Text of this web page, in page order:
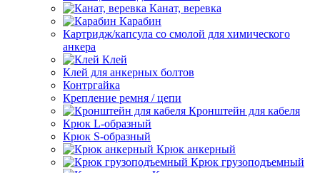
Канат, веревка
Карабин
Картридж/капсула со смолой для химического
анкера
Клей
Клей для анкерных болтов
Контргайка
Крепление ремня / цепи
Кронштейн для кабеля
Крюк L-образный
Крюк S-образный
Крюк анкерный
Крюк грузоподъемный